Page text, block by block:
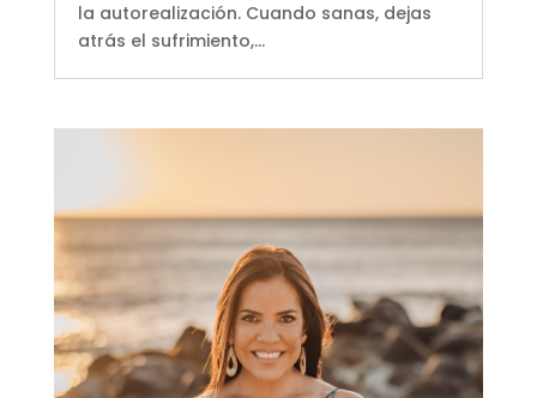
la autorealización. Cuando sanas, dejas
atrás el sufrimiento,...